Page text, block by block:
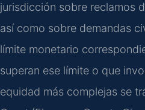
jurisdicción sobre reclamos
así como sobre demandas
límite monetario
superan ese límite o que
equidad más complejas se